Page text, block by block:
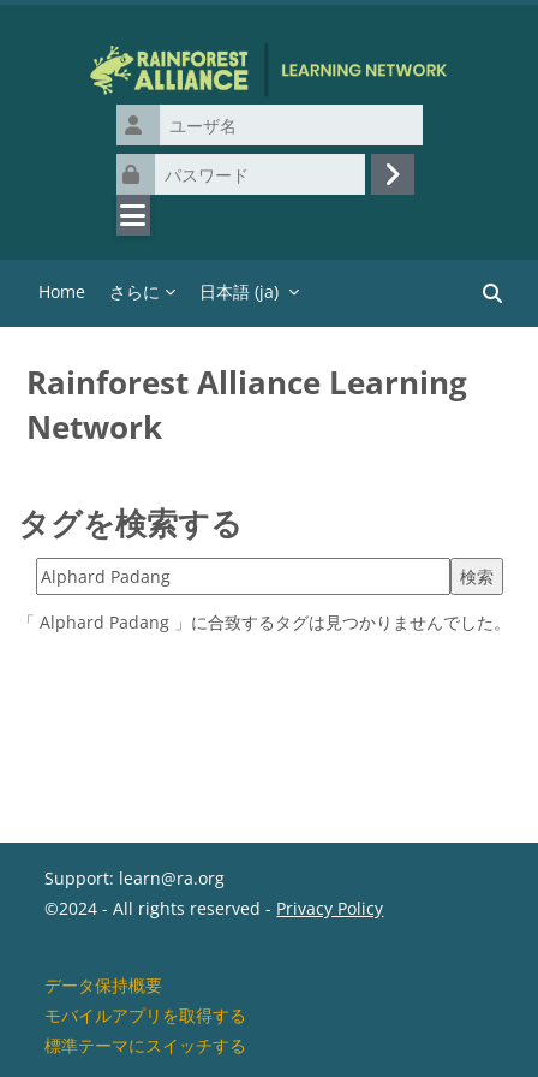
ユーザ名
パスワード
ログイン
Home さらに 日本語 ‎(ja)‎
コー
Rainforest Alliance Learning
Network
タグを検索する
タグを検索する
「 Alphard Padang 」に合致するタグは見つかりませんでした。
Support: learn@ra.org
©2024 - All rights reserved - Privacy Policy
データ保持概要
モバイルアプリを取得する
標準テーマにスイッチする